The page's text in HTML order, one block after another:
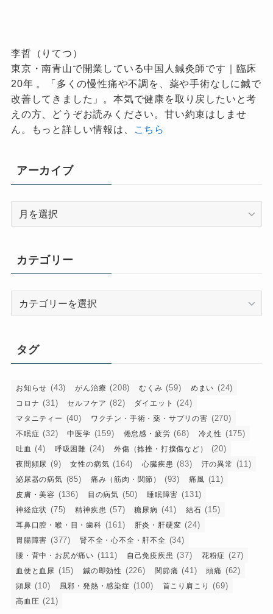
李哲（りてつ）
東京・南青山で開業している中国人鍼灸師です｜臨床
20年 。「多くの慢性痛や不調を、薬や手術なしに鍼で
改善してきました」。本気で健康を取り戻したいと考
えの方、どうぞお読みください。甘い約束はしませ
ん。もっと詳しい情報は、
こちら
アーカイブ
ブ
カテゴリー
ー
タグ
お知らせ (43) がん治療 (208) むくみ (59) めまい (24)
コロナ (31) セルフケア (82) ダイエット (24)
マタニティー (40) ワクチン・手術・薬・サプリの害 (270)
不眠症 (32) 中医学 (159) 倦怠感・疲労 (68) 冷え性 (175)
吐血 (4) 呼吸困難 (24) 外傷（捻挫・打撲傷など） (20)
夜間頻尿 (9) 女性の病気 (164) 心臓疾患 (83) 汗の異常 (11)
泌尿器の病気 (85) 痛み（筋肉・関節） (93) 痛風 (11)
皮膚・美容 (136) 目の病気 (50) 睡眠障害 (131)
神経症状 (75) 精神疾患 (57) 糖尿病 (41) 結石 (15)
耳鼻口腔・喉・目・歯科 (161) 肝炎・肝硬変 (24)
胃腸障害 (377) 腎不全・心不全・肝不全 (34)
腰・背中・お尻が痛い (111) 自己免疫疾患 (37) 花粉症 (27)
血便と血尿 (15) 鍼の即効性 (226) 関節痛 (41) 頭痛 (62)
頻尿 (10) 風邪・発熱・感染症 (100) 首こり肩こり (69)
高血圧 (21)